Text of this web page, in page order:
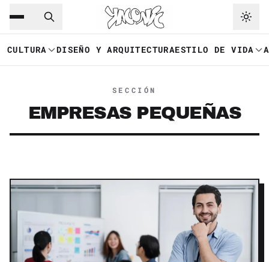
Saltar al contenido principal
CULTURA DISEÑO Y ARQUITECTURAESTILO DE VIDA
SECCIÓN
EMPRESAS PEQUEÑAS